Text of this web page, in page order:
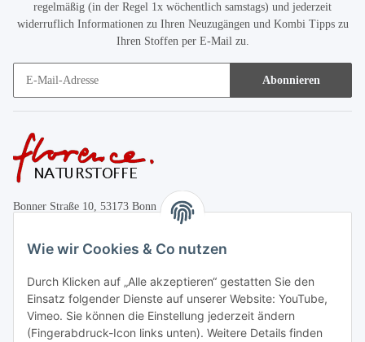
regelmäßig (in der Regel 1x wöchentlich samstags) und jederzeit
widerruflich Informationen zu Ihren Neuzugängen und Kombi Tipps zu
Ihren Stoffen per E-Mail zu.
Abonnieren
Bonner Straße 10, 53173 Bonn
Mo.-Fr. 10:00-17:00
Informationen
Wie wir Cookies & Co nutzen
Durch Klicken auf „Alle akzeptieren“ gestatten Sie den
Einsatz folgender Dienste auf unserer Website: YouTube,
Vimeo. Sie können die Einstellung jederzeit ändern
(Fingerabdruck-Icon links unten). Weitere Details finden